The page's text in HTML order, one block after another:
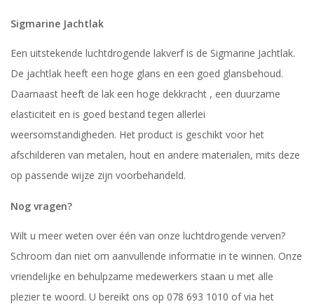
Sigmarine Jachtlak
Een uitstekende luchtdrogende lakverf is de Sigmarine Jachtlak.
De jachtlak heeft een hoge glans en een goed glansbehoud.
Daarnaast heeft de lak een hoge dekkracht , een duurzame
elasticiteit en is goed bestand tegen allerlei
weersomstandigheden. Het product is geschikt voor het
afschilderen van metalen, hout en andere materialen, mits deze
op passende wijze zijn voorbehandeld.
Nog vragen?
Wilt u meer weten over één van onze luchtdrogende verven?
Schroom dan niet om aanvullende informatie in te winnen. Onze
vriendelijke en behulpzame medewerkers staan u met alle
plezier te woord. U bereikt ons op 078 693 1010 of via het